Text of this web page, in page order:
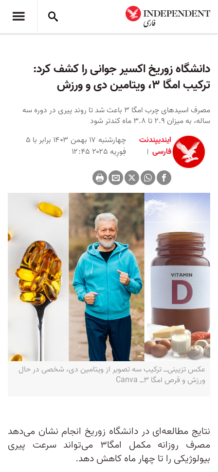
دانشگاه زوریخ اکسیر جوانی را کشف کرد:
ترکیب امگا ۳، ویتامین دی و ورزش
مصرف اسیدهای چرب امگا ۳ باعث شد تا روند پیری در دوره سه
ساله، به میزان ۲.۹ تا ۳.۸ ماه کندتر شود
ایندیپندنت
فارسی
چهارشنبه ۱۷ بهمن ۱۴۰۳ برابر با ۵
فِورِیه ۲۰۲۵ ۱۲:۴۵
عکس تزیینی‌ــ ترکیب سه تصویر از ویتامین دی، شخصی در حال
ورزش و قرص امگا ۳‌ــ Canva
نتایج مطالعه‌ای در دانشگاه زوریخ انجام نشان می‌دهد
مصرف روزانه مکمل امگا۳ می‌تواند سرعت پیری
بیولوژیکی را تا چهار ماه کاهش دهد.